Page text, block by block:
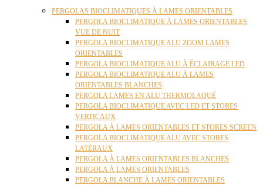
PERGOLAS BIOCLIMATIQUES À LAMES ORIENTABLES
PERGOLA BIOCLIMATIQUE À LAMES ORIENTABLES
VUE DE NUIT
PERGOLA BIOCLIMATIQUE ALU ZOOM LAMES
ORIENTABLES
PERGOLA BIOCLIMATIQUE ALU À ÉCLAIRAGE LED
PERGOLA BIOCLIMATIQUE ALU À LAMES
ORIENTABLES BLANCHES
PERGOLA LAMES EN ALU THERMOLAQUÉ
PERGOLA BIOCLIMATIQUE AVEC LED ET STORES
VERTICAUX
PERGOLA À LAMES ORIENTABLES ET STORES SCREEN
PERGOLA BIOCLIMATIQUE ALU AVEC STORES
LATÉRAUX
PERGOLA À LAMES ORIENTABLES BLANCHES
PERGOLA À LAMES ORIENTABLES
PERGOLA BLANCHE À LAMES ORIENTABLES